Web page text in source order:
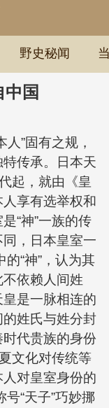
野史秘闻
国
”固有之规，
传承。日本天
起，就由《皇
享有选举权和
“神”一族的传
，日本皇室一
“神”，认为其
依赖人间姓
是一脉相连的
姓氏与姓分封
代贵族的身份
文化对传统等
对皇室身份的
“天子”巧妙挪